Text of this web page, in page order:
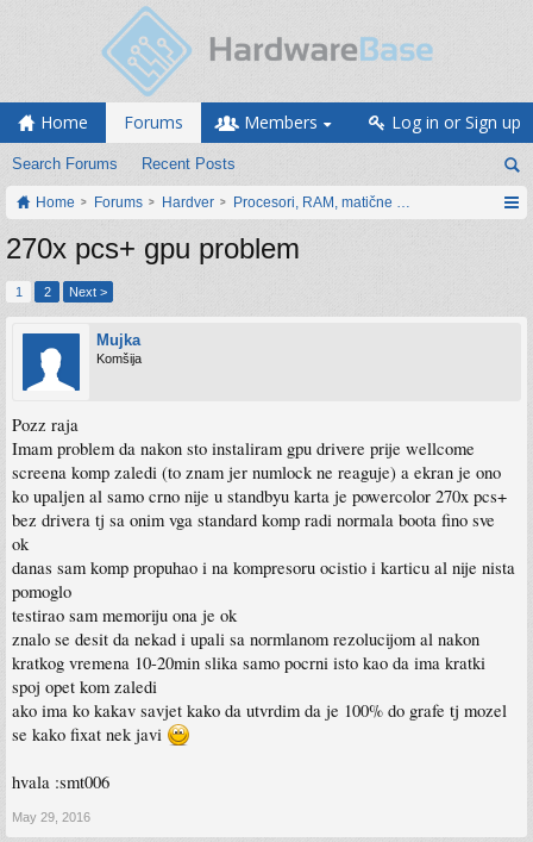
Home Forums
Search Forums Recent Posts
Members Log in or Sign up
Home Forums Hardver Procesori, RAM, matične ploče i grafičke
270x pcs+ gpu problem
1 2 Next >
Mujka
Komšija
Pozz raja
Imam problem da nakon sto instaliram gpu drivere prije wellcome
screena komp zaledi (to znam jer numlock ne reaguje) a ekran je ono
ko upaljen al samo crno nije u standbyu karta je powercolor 270x pcs+
bez drivera tj sa onim vga standard komp radi normala boota fino sve
ok
danas sam komp propuhao i na kompresoru ocistio i karticu al nije nista
pomoglo
testirao sam memoriju ona je ok
znalo se desit da nekad i upali sa normlanom rezolucijom al nakon
kratkog vremena 10-20min slika samo pocrni isto kao da ima kratki
spoj opet kom zaledi
ako ima ko kakav savjet kako da utvrdim da je 100% do grafe tj mozel
se kako fixat nek javi
hvala :smt006
May 29, 2016